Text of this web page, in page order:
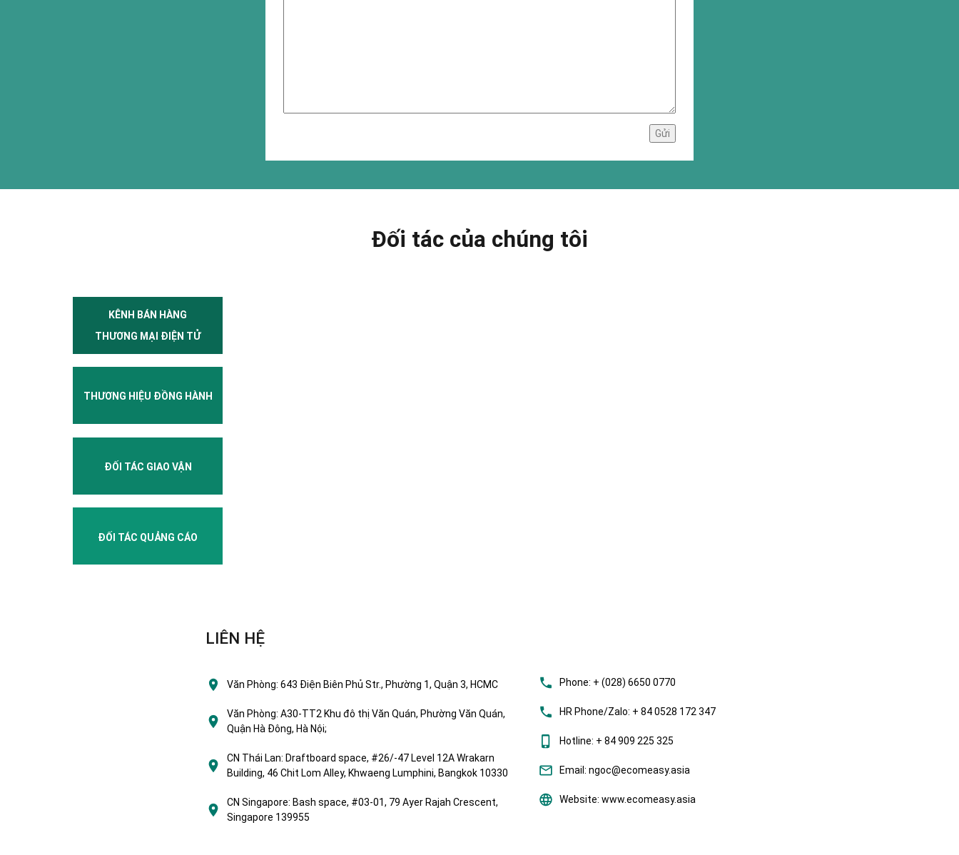
Đối tác của chúng tôi
KÊNH BÁN HÀNG
THƯƠNG MẠI ĐIỆN TỬ
THƯƠNG HIỆU ĐỒNG HÀNH
ĐỐI TÁC GIAO VẬN
ĐỐI TÁC QUẢNG CÁO
LIÊN HỆ
Văn Phòng: 643 Điện Biên Phủ Str., Phường 1, Quận 3, HCMC
Văn Phòng: A30-TT2 Khu đô thị Văn Quán, Phường Văn Quán,
Quận Hà Đông, Hà Nội;
CN Thái Lan: Draftboard space, #26/-47 Level 12A Wrakarn
Building, 46 Chit Lom Alley, Khwaeng Lumphini, Bangkok 10330
CN Singapore: Bash space, #03-01, 79 Ayer Rajah Crescent,
Singapore 139955
Phone: + (028) 6650 0770
HR Phone/Zalo: + 84 0528 172 347
Hotline: + 84 909 225 325
Email: ngoc@ecomeasy.asia
Website: www.ecomeasy.asia